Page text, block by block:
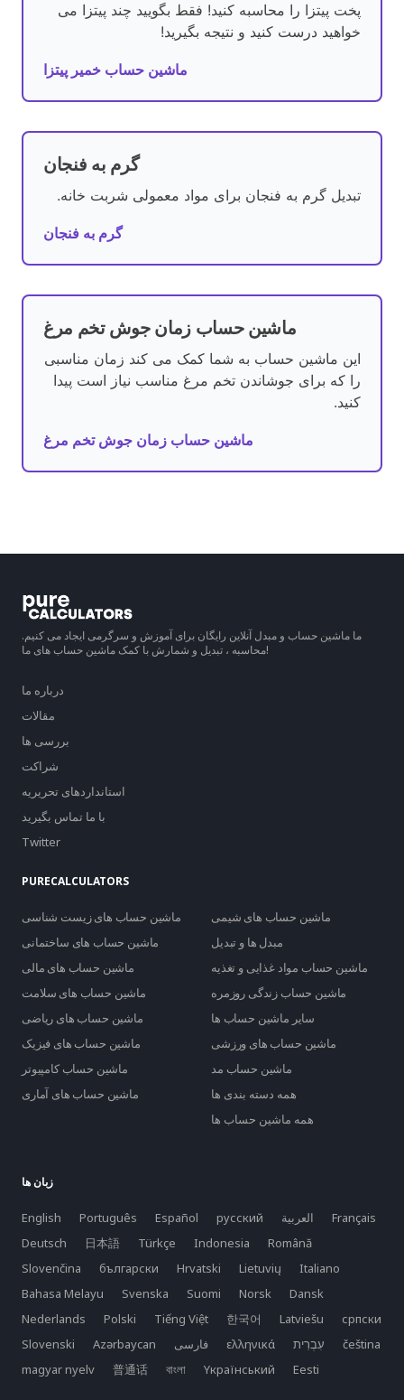
پخت پیتزا را محاسبه کنید! فقط بگویید چند پیتزا می
خواهید درست کنید و نتیجه بگیرید!
ماشین حساب خمیر پیتزا
گرم به فنجان
تبدیل گرم به فنجان برای مواد معمولی شربت خانه.
گرم به فنجان
ماشین حساب زمان جوش تخم مرغ
این ماشین حساب به شما کمک می کند زمان مناسبی
را که برای جوشاندن تخم مرغ مناسب نیاز است پیدا
کنید.
ماشین حساب زمان جوش تخم مرغ
ما ماشین حساب و مبدل آنلاین رایگان برای آموزش و سرگرمی ایجاد می کنیم.
محاسبه ، تبدیل و شمارش با کمک ماشین حساب های ما!
درباره ما
مقالات
بررسی ها
شراکت
استانداردهای تحریریه
با ما تماس بگیرید
Twitter
PURECALCULATORS
ماشین حساب های زیست شناسی
ماشین حساب های شیمی
ماشین حساب های ساختمانی
مبدل ها و تبدیل
ماشین حساب های مالی
ماشین حساب مواد غذایی و تغذیه
ماشین حساب های سلامت
ماشین حساب زندگی روزمره
ماشین حساب های ریاضی
سایر ماشین حساب ها
ماشین حساب های فیزیک
ماشین حساب های ورزشی
ماشین حساب کامپیوتر
ماشین حساب مد
ماشین حساب های آماری
همه دسته بندی ها
همه ماشین حساب ها
زبان ها
English Português Español русский العربية
Français
Deutsch
日本語 Türkçe Indonesia
Română
Slovenčina
български Hrvatski Lietuvių
Italiano
Bahasa Melayu
Svenska Suomi Norsk
Dansk
Nederlands
Polski Tiếng Việt 한국어 Latviešu
српски
Slovenski
Azərbaycan فارسی ελληνικά
čeština
magyar nyelv
普通话 বাংলা Yкраїнський Eesti